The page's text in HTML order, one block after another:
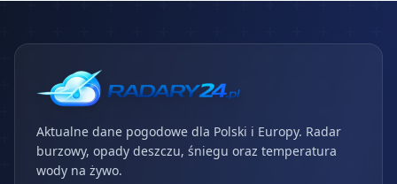
Aktualne dane pogodowe dla Polski i Europy. Radar
burzowy, opady deszczu, śniegu oraz temperatura
wody na żywo.